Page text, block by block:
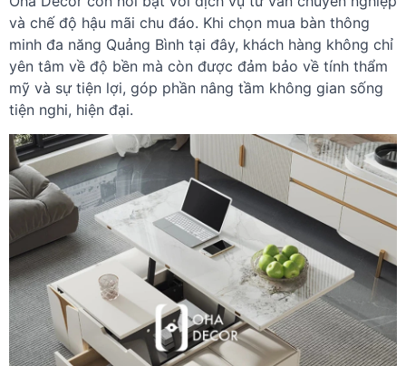
và chế độ hậu mãi chu đáo. Khi chọn mua bàn thông
minh đa năng Quảng Bình tại đây, khách hàng không chỉ
yên tâm về độ bền mà còn được đảm bảo về tính thẩm
mỹ và sự tiện lợi, góp phần nâng tầm không gian sống
tiện nghi, hiện đại.